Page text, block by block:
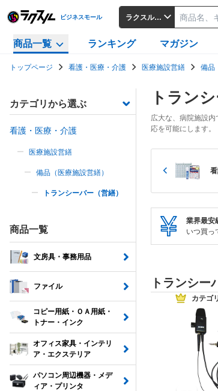
ビジネスモール ラクスルビジネスモール
商品一覧 ランキング マガジン
トップページ 看護・医療・介護 医療施設営繕 備品
カテゴリから選ぶ
看護・医療・介護
医療施設営繕
備品（医療施設営繕）
トランシーバー（営繕）
商品一覧
文房具・事務用品
ファイル
コピー用紙・ＯＡ用紙・
トナー・インク
オフィス家具・インテリ
ア・エクステリア
パソコン周辺機器・メデ
ィア・プリンタ
トラン
広大な、病院施設
応を可能にします。
業界最安
いつ買っ
トランシ
カテゴ